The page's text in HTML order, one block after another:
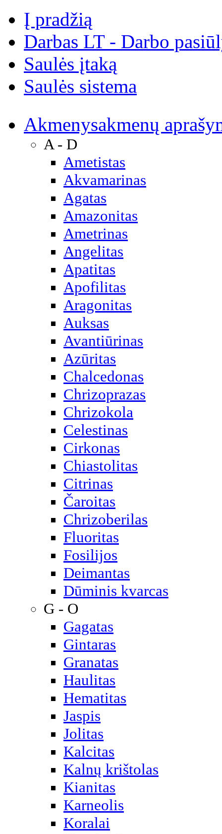
Į pradžią
Darbas LT - Darbo
Saulės įtaką
Saulės sistema
Akmenysakmenų
A - D
Ametistas
Akvamarinas
Agatas
Amazonitas
Ametrinas
Angelitas
Apatitas
Apofilitas
Aragonitas
Auksas
Avantiūrinas
Azūritas
Chalcedonas
Chrizoprazas
Chrizokola
Celestinas
Cirkonas
Chiastolitas
Citrinas
Čaroitas
Chrizoberilas
Fluoritas
Fosilijos
Deimantas
Dūminis kvarcas
G - O
Gagatas
Gintaras
Granatas
Haulitas
Hematitas
Jaspis
Jolitas
Kalcitas
Kalnų krištolas
Kianitas
Karneolis
Koralai